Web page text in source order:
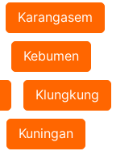
Karangasem
Kebumen
Klungkung
Kuningan